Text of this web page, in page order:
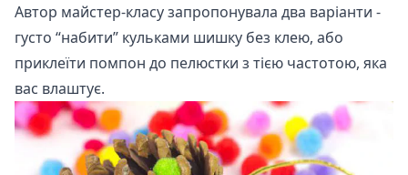
Автор майстер-класу запропонувала два варіанти -
густо “набити” кульками шишку без клею, або
приклеїти помпон до пелюстки з тією частотою, яка
вас влаштує.